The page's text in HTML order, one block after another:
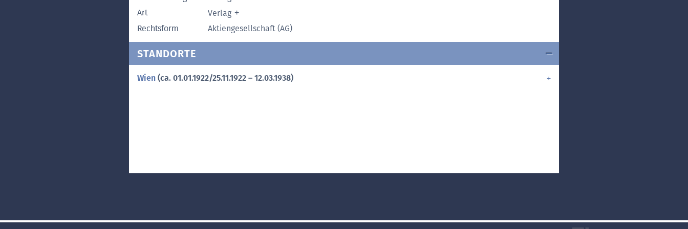
Art
Verlag
Rechtsform
Aktiengesellschaft (AG)
STANDORTE
Wien (ca. 01.01.1922/25.11.1922 – 12.03.1938)